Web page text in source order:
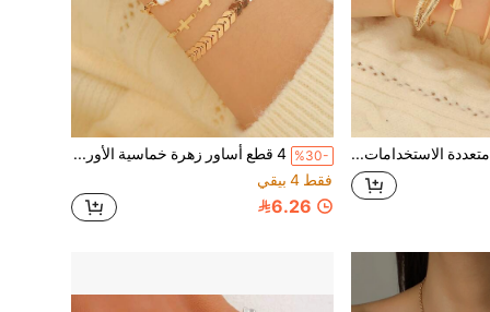
6 أساور أنيقة متعددة الاستخدامات بتصميمات أوراق وقلوب وهندسية، مناسبة للارتداء اليومي للنساء، الحفلات، هدايا المجوهرات، إكسسوارات الصيف %30-
4 قطع أساور زهرة خماسية الأوراق ذات تصميم هندسي عصري، مناسبة للارتداء اليومي للنساء، الحفلات، الهدايا، والاكسسوارات الصيفية
فقط 4 بيقي
6.26